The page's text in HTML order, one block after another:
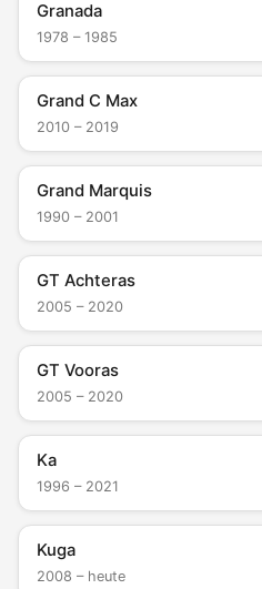
Granada
1978 – 1985
Grand C Max
2010 – 2019
Grand Marquis
1990 – 2001
GT Achteras
2005 – 2020
GT Vooras
2005 – 2020
Ka
1996 – 2021
Kuga
2008 – heute